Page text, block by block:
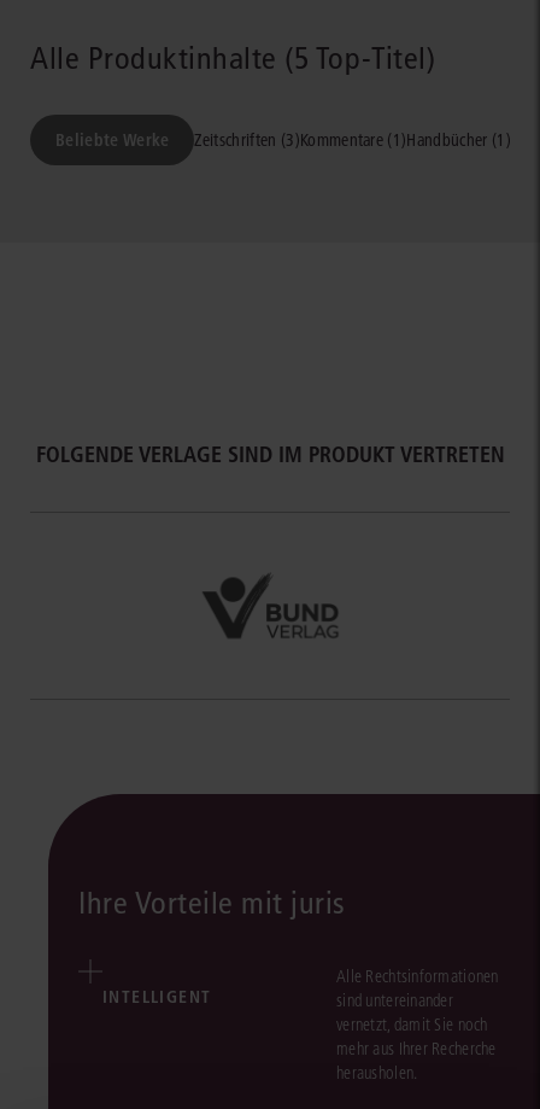
Alle Produktinhalte (5 Top-Titel)
Beliebte Werke Zeitschriften (3)Kommentare (1)Handbücher (1)
FOLGENDE VERLAGE SIND IM PRODUKT VERTRETEN
Ihre Vorteile mit juris
INTELLIGENT
Alle Rechtsinformationen
sind untereinander
vernetzt, damit Sie noch
mehr aus Ihrer Recherche
herausholen.